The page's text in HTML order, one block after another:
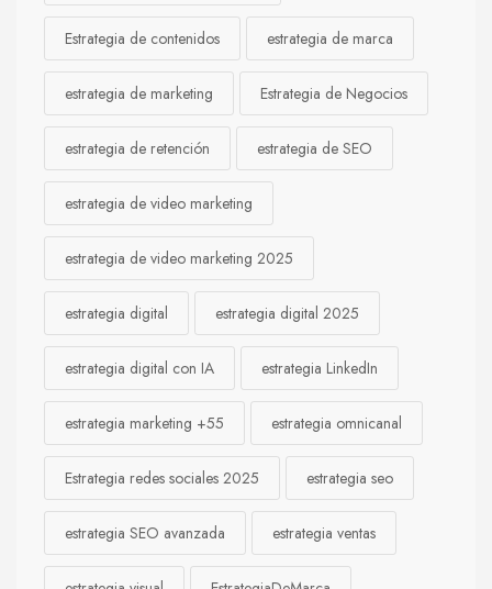
Estrategia de contenidos estrategia de marca
estrategia de marketing Estrategia de Negocios
estrategia de retención estrategia de SEO
estrategia de video marketing
estrategia de video marketing 2025
estrategia digital estrategia digital 2025
estrategia digital con IA estrategia LinkedIn
estrategia marketing +55 estrategia omnicanal
Estrategia redes sociales 2025 estrategia seo
estrategia SEO avanzada estrategia ventas